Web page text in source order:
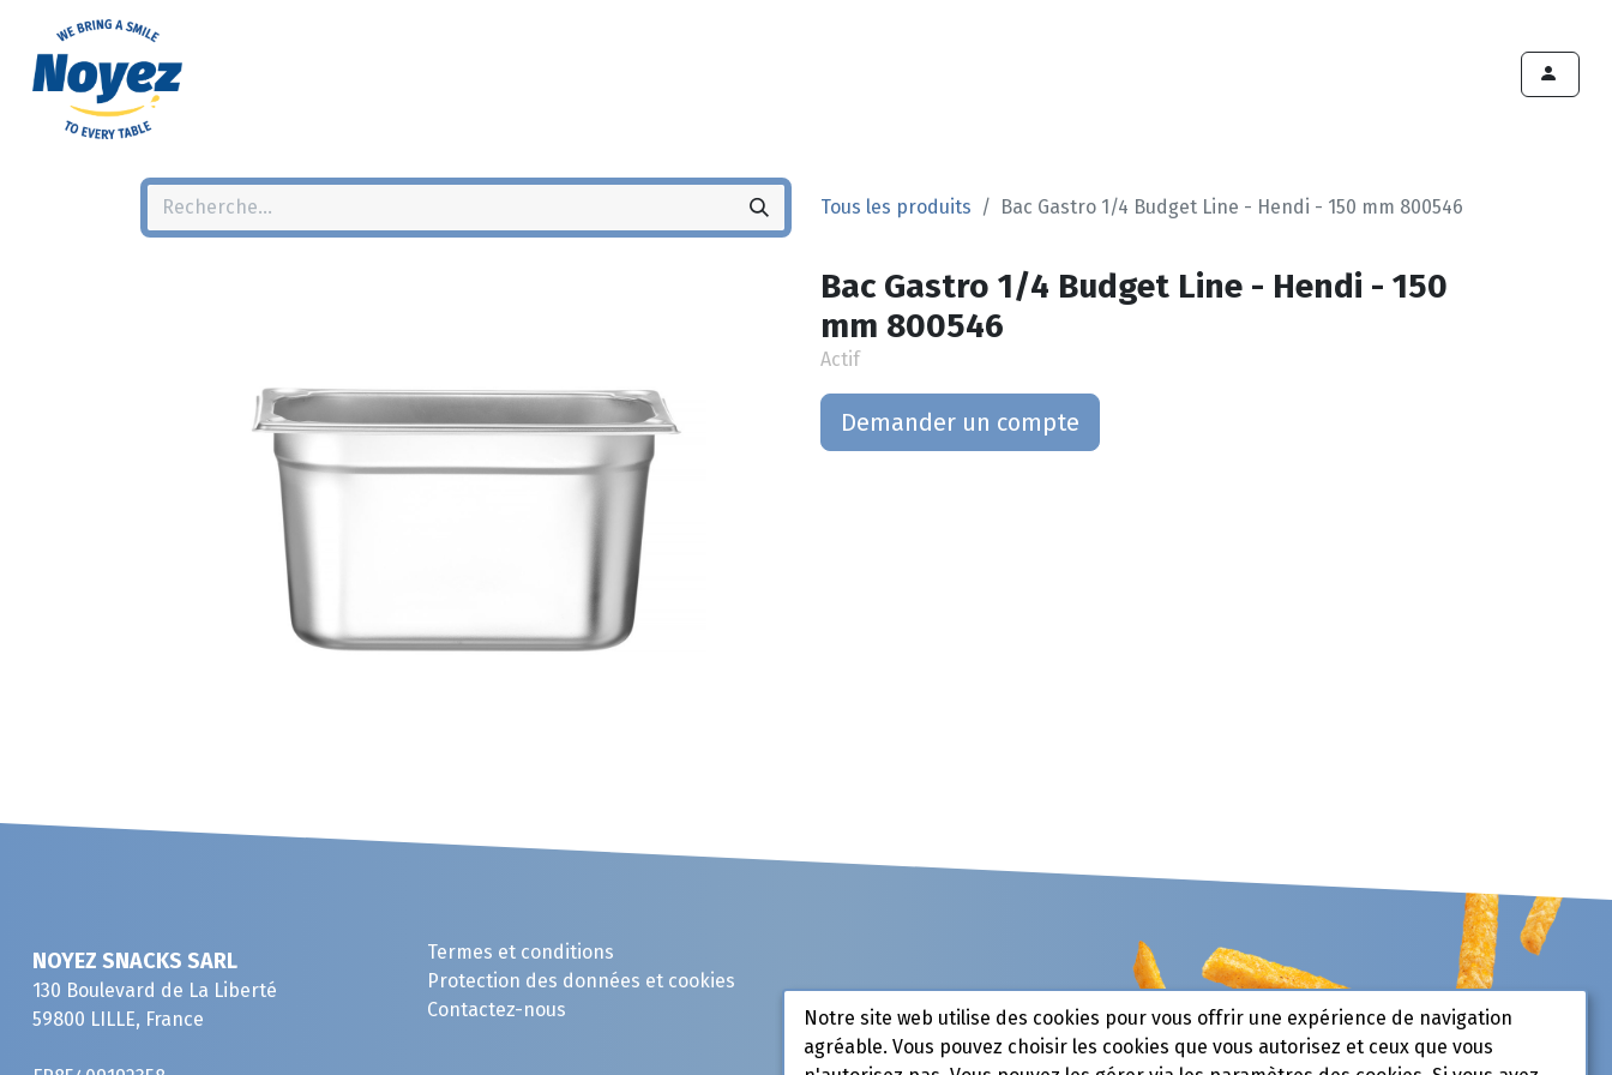
Tous les produits Bac Gastro 1/4 Budget Line - Hendi - 150 mm 800546
Bac Gastro 1/4 Budget Line - Hendi - 150
mm 800546
Actif
Demander un compte
NOYEZ SNACKS SARL
130 Boulevard de La Liberté
59800 LILLE, France
Termes et conditions
Protection des données et cookies
Contactez-nous
Notre site web utilise des cookies pour vous offrir une expérience de navigation
agréable. Vous pouvez choisir les cookies que vous autorisez et ceux que vous